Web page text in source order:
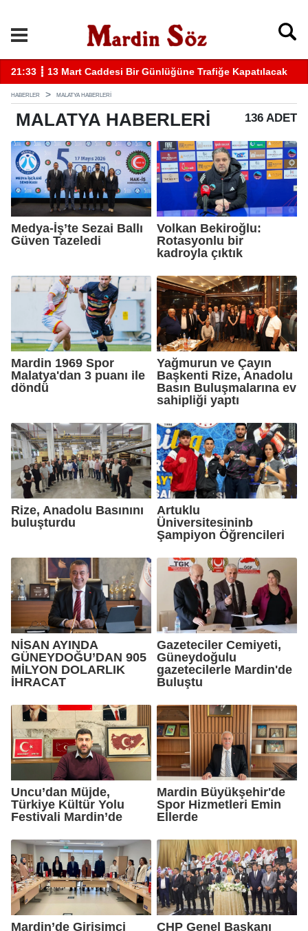
Bir Günlüğüne Trafiğe Kapatılacak 11:57 ┋ Midyat’ta bıçaklı
HABERLER MALATYA HABERLERI
MALATYA HABERLERI 136 ADET
Medya-İş’te Sezai Ballı
Güven Tazeledi
Volkan Bekiroğlu:
Rotasyonlu bir
kadroyla çıktık
Mardin 1969 Spor
Malatya'dan 3 puanı ile
döndü
Yağmurun ve Çayın
Başkenti Rize, Anadolu
Basın Buluşmalarına ev
sahipliği yaptı
Rize, Anadolu Basınını
buluşturdu
Artuklu
Üniversitesininb
Şampiyon Öğrencileri
NİSAN AYINDA
GÜNEYDOĞU’DAN 905
MİLYON DOLARLIK
İHRACAT
Gazeteciler Cemiyeti,
Güneydoğulu
gazetecilerle Mardin'de
Buluştu
Uncu’dan Müjde,
Türkiye Kültür Yolu
Festivali Mardin’de
Mardin Büyükşehir'de
Spor Hizmetleri Emin
Ellerde
Mardin’de Girişimci
CHP Genel Başkanı